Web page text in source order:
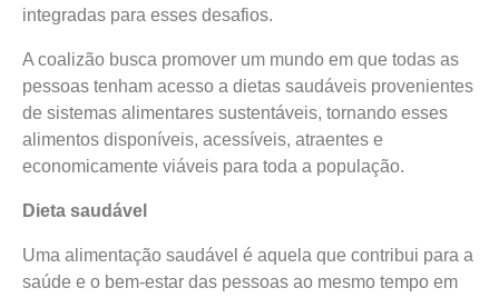
integradas para esses desafios.
A coalizão busca promover um mundo em que todas as
pessoas tenham acesso a dietas saudáveis provenientes
de sistemas alimentares sustentáveis, tornando esses
alimentos disponíveis, acessíveis, atraentes e
economicamente viáveis para toda a população.
Dieta saudável
Uma alimentação saudável é aquela que contribui para a
saúde e o bem-estar das pessoas ao mesmo tempo em